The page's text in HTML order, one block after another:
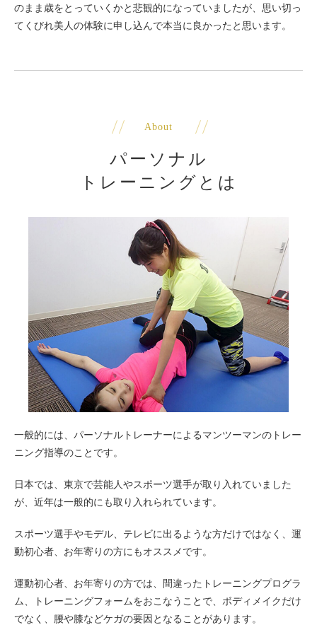
のまま歳をとっていくかと悲観的になっていましたが、思い切っ
てくびれ美人の体験に申し込んで本当に良かったと思います。
About
パーソナル
トレーニングとは
一般的には、パーソナルトレーナーによるマンツーマンのトレー
ニング指導のことです。
日本では、東京で芸能人やスポーツ選手が取り入れていました
が、近年は一般的にも取り入れられています。
スポーツ選手やモデル、テレビに出るような方だけではなく、運
動初心者、お年寄りの方にもオススメです。
運動初心者、お年寄りの方では、間違ったトレーニングプログラ
ム、トレーニングフォームをおこなうことで、ボディメイクだけ
でなく、腰や膝などケガの要因となることがあります。